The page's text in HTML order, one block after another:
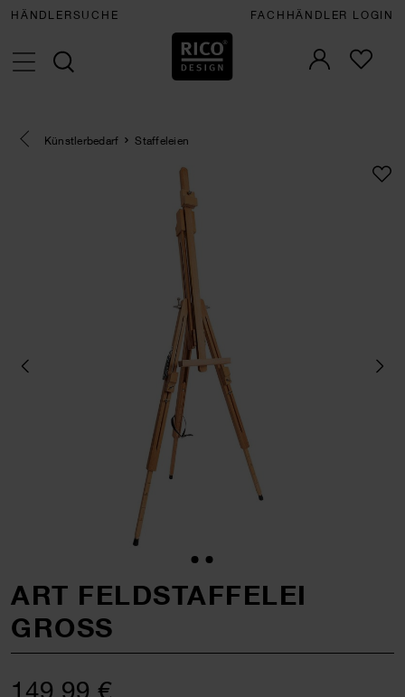
HÄNDLERSUCHE FACHHÄNDLER LOGIN
Eine Kategorie zurück navigieren
Künstlerbedarf Staffeleien
ART FELDSTAFFELEI
GROSS
149,99 €